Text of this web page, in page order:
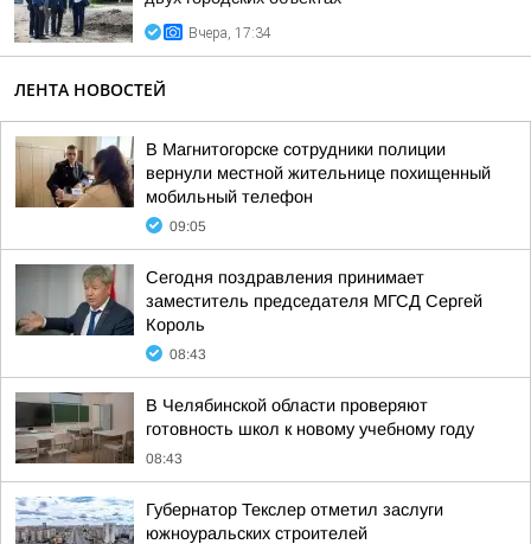
Вчера, 17:34
ЛЕНТА НОВОСТЕЙ
В Магнитогорске сотрудники полиции
вернули местной жительнице похищенный
мобильный телефон
09:05
Сегодня поздравления принимает
заместитель председателя МГСД Сергей
Король
08:43
В Челябинской области проверяют
готовность школ к новому учебному году
08:43
Губернатор Текслер отметил заслуги
южноуральских строителей